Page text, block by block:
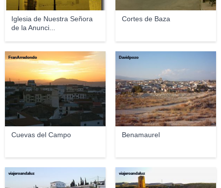
Iglesia de Nuestra Señora
de la Anunci...
Cortes de Baza
Cuevas del Campo
FranArredondo
Benamaurel
Davidpozo
viajeroandaluz viajeroandaluz